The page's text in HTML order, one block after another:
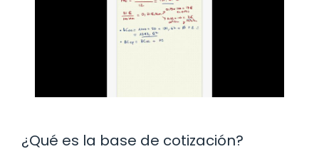
¿Qué es la base de cotización?